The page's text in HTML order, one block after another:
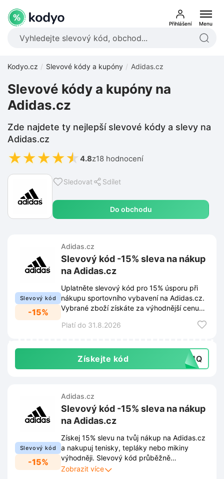
Přihlášení Menu
Kodyo.cz Slevové kódy a kupóny Adidas.cz
Sledovat Sdílet
Do obchodu
Slevové kódy a kupóny na
Adidas.cz
Zde najdete ty nejlepší slevové kódy a slevy na
Adidas.cz
★★★★★ 4.8z18 hodnocení
Slevový kód
-15%
Adidas.cz
Slevový kód -15% sleva na nákup
na Adidas.cz
Uplatněte slevový kód pro 15% úsporu při
nákupu sportovního vybavení na Adidas.cz.
Vybrané zboží získáte za výhodnější cenu
Platí do 31.8.2026
Získejte kód PR4Q
Slevový kód
-15%
Adidas.cz
Slevový kód -15% sleva na nákup
na Adidas.cz
Získej 15% slevu na tvůj nákup na Adidas.cz
a nakupuj tenisky, tepláky nebo mikiny
výhodněji. Slevový kód průběžně
aktualizujeme! Jakmile je nový kód k
Zobrazit více